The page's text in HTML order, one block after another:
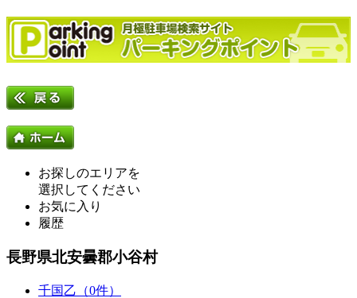
お探しのエリアを
選択してください
お気に入り
履歴
長野県北安曇郡小谷村
千国乙（0件）